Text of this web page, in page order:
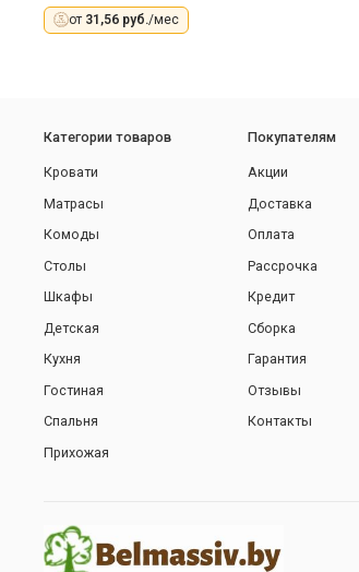
от 31,56 руб./мес
Категории товаров
Кровати
Матрасы
Комоды
Столы
Шкафы
Детская
Кухня
Гостиная
Спальня
Прихожая
Покупателям
Акции
Доставка
Оплата
Рассрочка
Кредит
Сборка
Гарантия
Отзывы
Контакты